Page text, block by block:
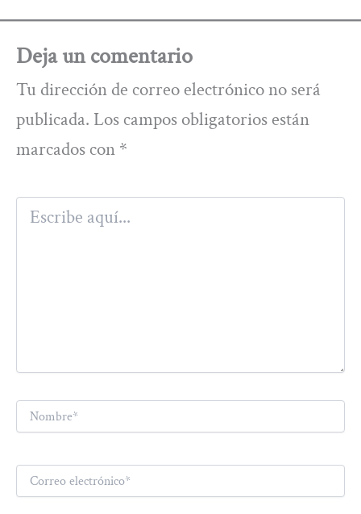
Deja un comentario
Tu dirección de correo electrónico no será
publicada. Los campos obligatorios están
marcados con *
Escribe
aquí...
Nombre*
Correo
electrónico*